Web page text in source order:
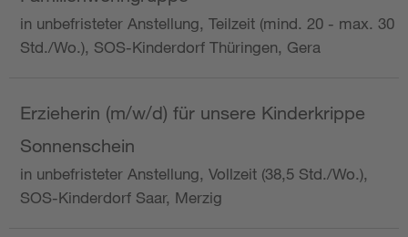
in unbefristeter Anstellung, Teilzeit (mind. 20 - max. 30
Std./Wo.), SOS-Kinderdorf Thüringen, Gera
Erzieherin (m/w/d) für unsere Kinderkrippe
Sonnenschein
in unbefristeter Anstellung, Vollzeit (38,5 Std./Wo.),
SOS-Kinderdorf Saar, Merzig